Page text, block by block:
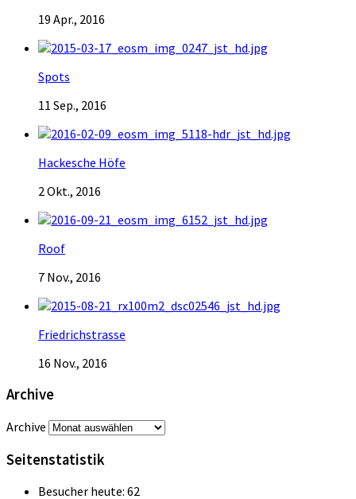
19 Apr., 2016
Spots
11 Sep., 2016
Hackesche Höfe
2 Okt., 2016
Roof
7 Nov., 2016
Friedrichstrasse
16 Nov., 2016
Archive
Archive
Seitenstatistik
Besucher heute: 62